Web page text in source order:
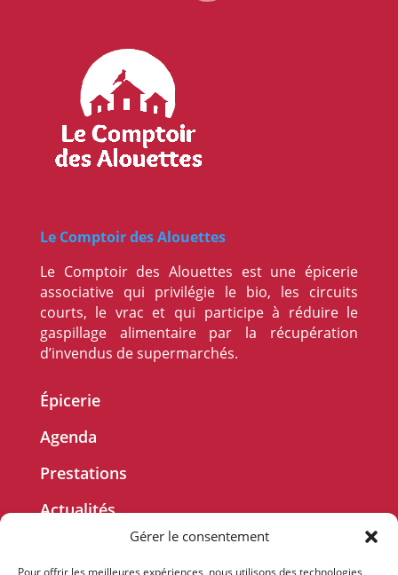
Gérer le consentement
Pour offrir les meilleures expériences, nous utilisons des technologies
Le Comptoir des Alouettes
Le Comptoir des Alouettes est une épicerie
associative qui privilégie le bio, les circuits
courts, le vrac et qui participe à réduire le
gaspillage alimentaire par la récupération
d’invendus de supermarchés.
Épicerie
Agenda
Prestations
Actualités